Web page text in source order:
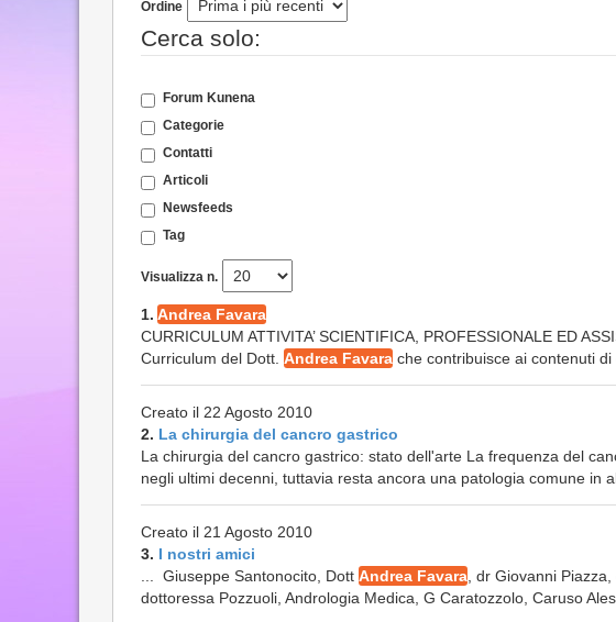
Ordine
Cerca solo:
Forum Kunena
Categorie
Contatti
Articoli
Newsfeeds
Tag
Visualizza n.
1. Andrea Favara
CURRICULUM ATTIVITA’ SCIENTIFICA, PROFESSIONALE ED
Curriculum del Dott. Andrea Favara che contribuisce ai contenuti di
Creato il 22 Agosto 2010
2. La chirurgia del cancro gastrico
La chirurgia del cancro gastrico: stato dell'arte La frequenza del
negli ultimi decenni, tuttavia resta ancora una patologia comune in
Creato il 21 Agosto 2010
3. I nostri amici
... Giuseppe Santonocito, Dott Andrea Favara , dr Giovanni
dottoressa Pozzuoli, Andrologia Medica, G Caratozzolo, Caruso